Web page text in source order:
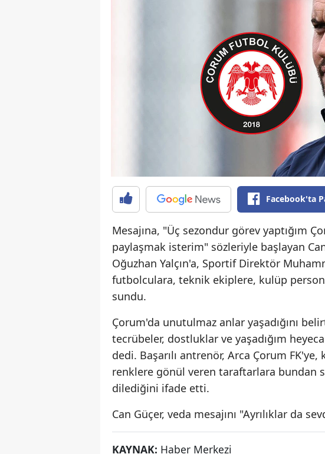
Facebook'ta
Mesajına, "Üç sezondur görev yaptığım
paylaşmak isterim" sözleriyle başlayan
Oğuzhan Yalçın'a, Sportif Direktör
futbolculara, teknik ekiplere, kulüp
sundu.
Çorum'da unutulmaz anlar yaşadığını
tecrübeler, dostluklar ve yaşadığım
dedi. Başarılı antrenör, Arca Çorum FK'ye,
renklere gönül veren taraftarlara bundan
dilediğini ifade etti.
Can Güçer, veda mesajını "Ayrılıklar da
KAYNAK: Haber Merkezi